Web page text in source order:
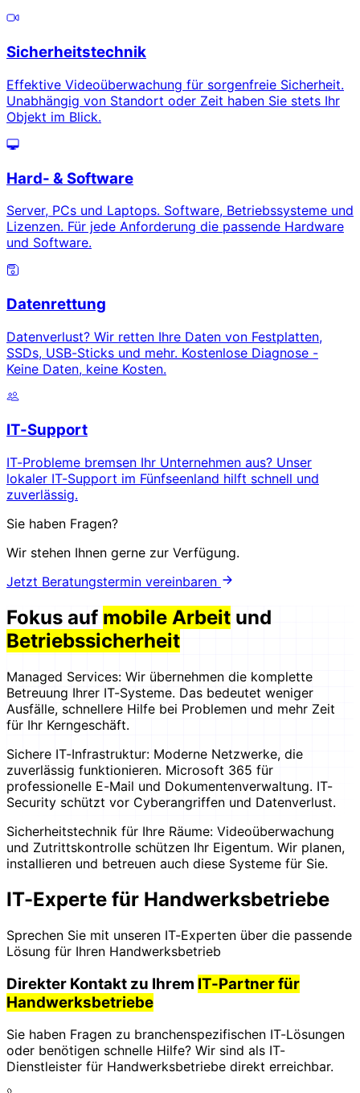
Sicherheitstechnik
Effektive Videoüberwachung für sorgenfreie Sicherheit.
Unabhängig von Standort oder Zeit haben Sie stets Ihr
Objekt im Blick.
Hard- & Software
Server, PCs und Laptops. Software, Betriebssysteme und
Lizenzen. Für jede Anforderung die passende Hardware
und Software.
Datenrettung
Datenverlust? Wir retten Ihre Daten von Festplatten,
SSDs, USB-Sticks und mehr. Kostenlose Diagnose -
Keine Daten, keine Kosten.
IT-Support
IT-Probleme bremsen Ihr Unternehmen aus? Unser
lokaler IT-Support im Fünfseenland hilft schnell und
zuverlässig.
Sie haben Fragen?
Wir stehen Ihnen gerne zur Verfügung.
Jetzt Beratungstermin vereinbaren
Fokus auf mobile Arbeit und
Betriebssicherheit
Managed Services: Wir übernehmen die komplette
Betreuung Ihrer IT-Systeme. Das bedeutet weniger
Ausfälle, schnellere Hilfe bei Problemen und mehr Zeit
für Ihr Kerngeschäft.
Sichere IT-Infrastruktur: Moderne Netzwerke, die
zuverlässig funktionieren. Microsoft 365 für
professionelle E-Mail und Dokumentenverwaltung. IT-
Security schützt vor Cyberangriffen und Datenverlust.
Sicherheitstechnik für Ihre Räume: Videoüberwachung
und Zutrittskontrolle schützen Ihr Eigentum. Wir planen,
installieren und betreuen auch diese Systeme für Sie.
IT-Experte für Handwerksbetriebe
Sprechen Sie mit unseren IT-Experten über die passende
Lösung für Ihren Handwerksbetrieb
Direkter Kontakt zu Ihrem IT-Partner für
Handwerksbetriebe
Sie haben Fragen zu branchenspezifischen IT-Lösungen
oder benötigen schnelle Hilfe? Wir sind als IT-
Dienstleister für Handwerksbetriebe direkt erreichbar.